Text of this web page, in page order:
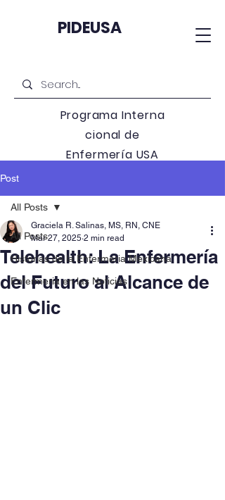
PIDEUSA
Programa Interna
cional de
Enfermería USA
Post
All Posts
Historias de la Enfermeria Mexicana
Enfermeria en las Noticias
All Posts
Telehealth: La Enfermería
del Futuro al Alcance de
un Clic
Graciela R. Salinas, MS, RN, CNE
Mar 27, 2025 2 min read